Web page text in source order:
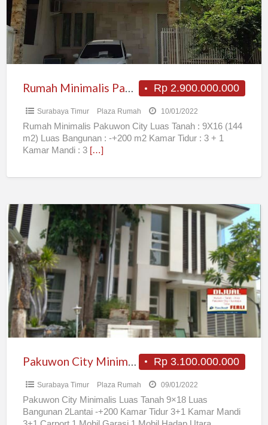
Rp 2.900.000.000
Rumah Minimalis Pakuwon City
Surabaya Timur Plaza Rumah 10/01/2022
Rumah Minimalis Pakuwon City Luas Tanah : 9X16 (144
m2) Luas Bangunan : -+200 m2 Kamar Tidur : 3 + 1
Kamar Mandi : 3 […]
Pakuwon
City
Minimalis
Rp 3.100.000.000
Pakuwon City Minimalis
Surabaya Timur Plaza Rumah 09/01/2022
Pakuwon City Minimalis Luas Tanah 9×18 Luas
Bangunan 2Lantai -+200 Kamar Tidur 3+1 Kamar Mandi